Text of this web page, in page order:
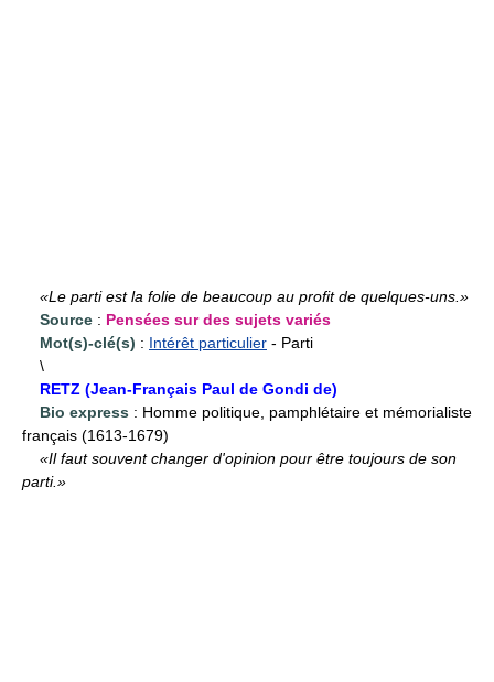
«Le parti est la folie de beaucoup au profit de quelques-uns.»
Source : Pensées sur des sujets variés
Mot(s)-clé(s) : Intérêt particulier - Parti
\
RETZ (Jean-Français Paul de Gondi de)
Bio express : Homme politique, pamphlétaire et mémorialiste
français (1613-1679)
«Il faut souvent changer d'opinion pour être toujours de son
parti.»